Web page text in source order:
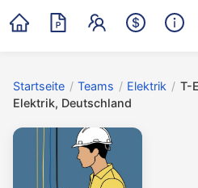
Startseite / Teams / Elektrik / T-
Elektrik, Deutschland